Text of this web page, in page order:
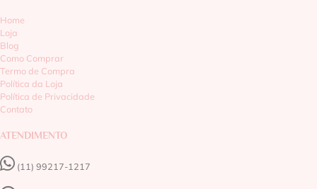
Home
Loja
Blog
Como Comprar
Termo de Compra
Política da Loja
Política de Privacidade
Contato
ATENDIMENTO
(11) 99217-1217‬